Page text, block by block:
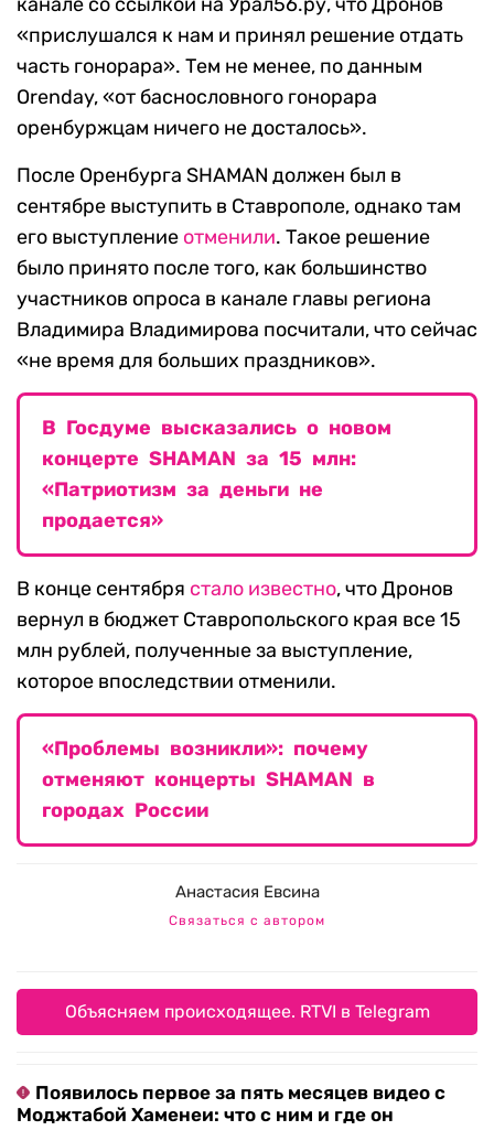
«прислушался к нам и принял решение отдать
часть гонорара». Тем не менее, по данным
Orenday, «от баснословного гонорара
оренбуржцам ничего не досталось».
После Оренбурга SHAMAN должен был в
сентябре выступить в Ставрополе, однако там
его выступление отменили. Такое решение
было принято после того, как большинство
участников опроса в канале главы региона
Владимира Владимирова посчитали, что сейчас
«не время для больших праздников».
В Госдуме высказались о новом
концерте SHAMAN за 15 млн:
«Патриотизм за деньги не
продается»
В конце сентября стало известно, что Дронов
вернул в бюджет Ставропольского края все 15
млн рублей, полученные за выступление,
которое впоследствии отменили.
«Проблемы возникли»: почему
отменяют концерты SHAMAN в
городах России
Анастасия Евсина
Связаться с автором
Объясняем происходящее. RTVI в Telegram
Появилось первое за пять месяцев видео с
Моджтабой Хаменеи: что с ним и где он